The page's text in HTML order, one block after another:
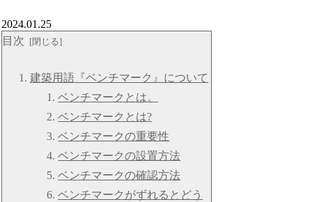
2024.01.25
目次
建築用語『ベンチマーク』について
ベンチマークとは。
ベンチマークとは?
ベンチマークの重要性
ベンチマークの設置方法
ベンチマークの確認方法
ベンチマークがずれるとどう